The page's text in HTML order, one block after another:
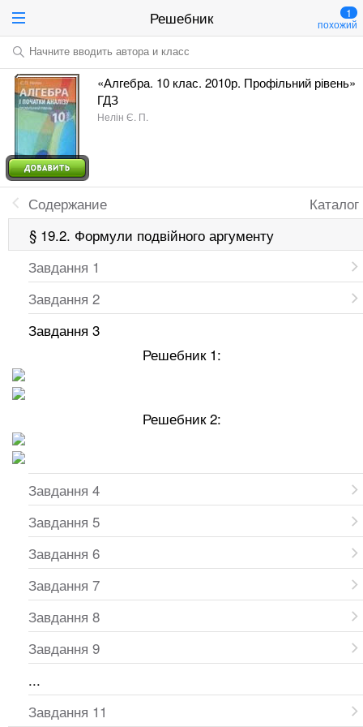
Решебник 1
похожий
Начните вводить автора и класс
«Алгебра. 10 клас. 2010р. Профільний рівень»
ГДЗ
Нелін Є. П.
Каталог
Содержание
§ 19.2. Формули подвійного аргументу
Завдання 1
Завдання 2
Завдання 3
Решебник 1:
Решебник 2:
Завдання 4
Завдання 5
Завдання 6
Завдання 7
Завдання 8
Завдання 9
...
Завдання 11